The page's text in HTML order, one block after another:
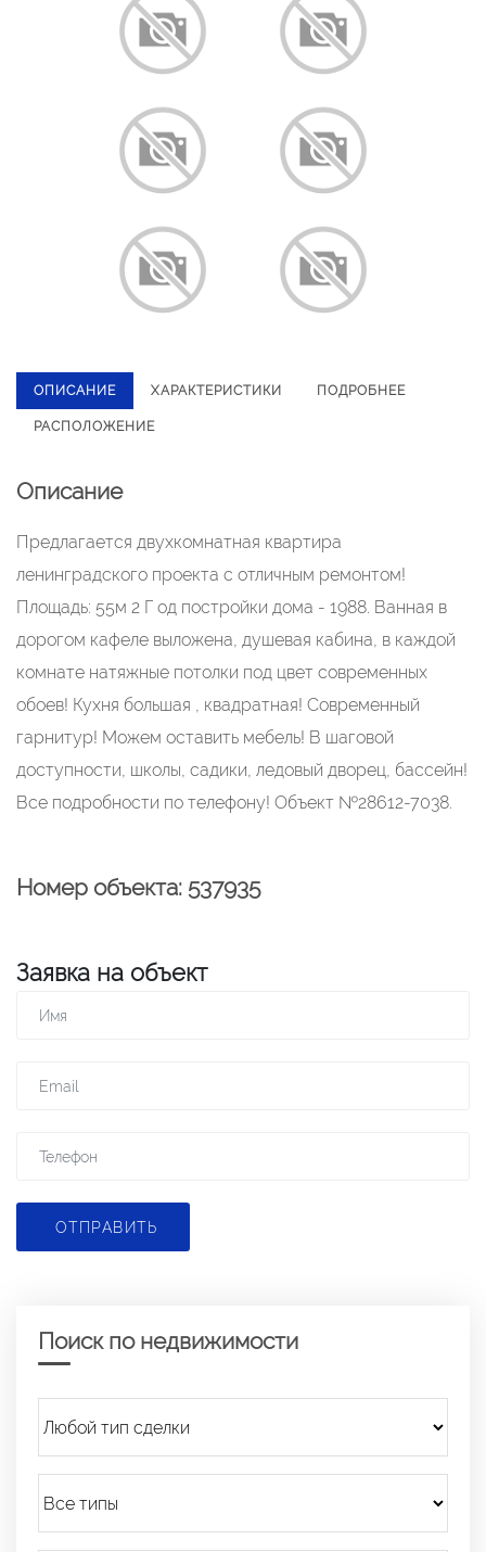
ОПИСАНИЕ ХАРАКТЕРИСТИКИ ПОДРОБНЕЕ
РАСПОЛОЖЕНИЕ
Описание
Предлагается двухкомнатная квартира
ленинградского проекта с отличным ремонтом!
Площадь: 55м 2 Г од постройки дома - 1988. Ванная в
дорогом кафеле выложена, душевая кабина, в каждой
комнате натяжные потолки под цвет современных
обоев! Кухня большая , квадратная! Современный
гарнитур! Можем оставить мебель! В шаговой
доступности, школы, садики, ледовый дворец, бассейн!
Все подробности по телефону! Объект №28612-7038.
Номер объекта: 537935
Заявка на объект
ОТПРАВИТЬ
Поиск по недвижимости